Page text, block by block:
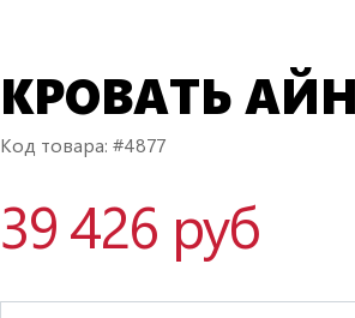
КРОВАТЬ
Код товара: #4877
39 426 руб